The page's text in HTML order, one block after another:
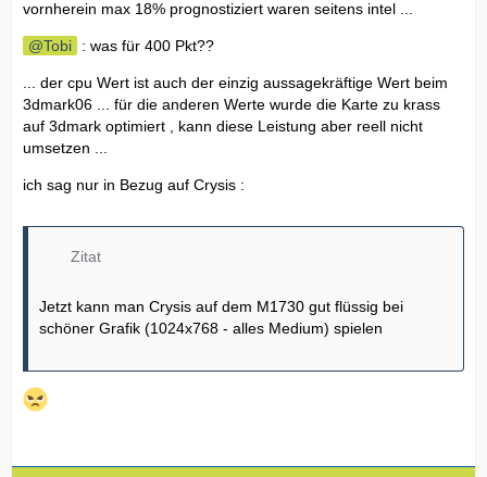
vornherein max 18% prognostiziert waren seitens intel ...
Tobi : was für 400 Pkt??
... der cpu Wert ist auch der einzig aussagekräftige Wert beim
3dmark06 ... für die anderen Werte wurde die Karte zu krass
auf 3dmark optimiert , kann diese Leistung aber reell nicht
umsetzen ...
ich sag nur in Bezug auf Crysis :
Zitat
Jetzt kann man Crysis auf dem M1730 gut flüssig bei
schöner Grafik (1024x768 - alles Medium) spielen